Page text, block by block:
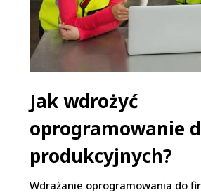
Jak wdrożyć
oprogramowanie
produkcyjnych?
Wdrażanie oprogramowania do